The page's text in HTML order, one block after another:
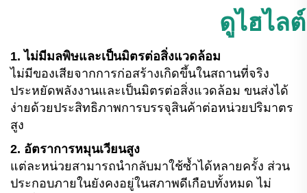
ดูไฮไล
1. ไม่มีมลพิษและเป็นมิตรต่อสิ่งแวดล้อม
ไม่มีของเสียจากการก่อสร้างเกิดขึ้นในสถานที่จริง
ประหยัดพลังงานและเป็นมิตรต่อสิ่งแวดล้อม ขนส่งได้
ง่ายด้วยประสิทธิภาพการบรรจุสินค้าต่อหน่วยปริมาตร
สูง
2. อัตราการหมุนเวียนสูง
แต่ละหน่วยสามารถนำกลับมาใช้ซ้ำได้หลายครั้ง ส่วน
ประกอบภายในยังคงอยู่ในสภาพดีเกือบทั้งหมด ไม่